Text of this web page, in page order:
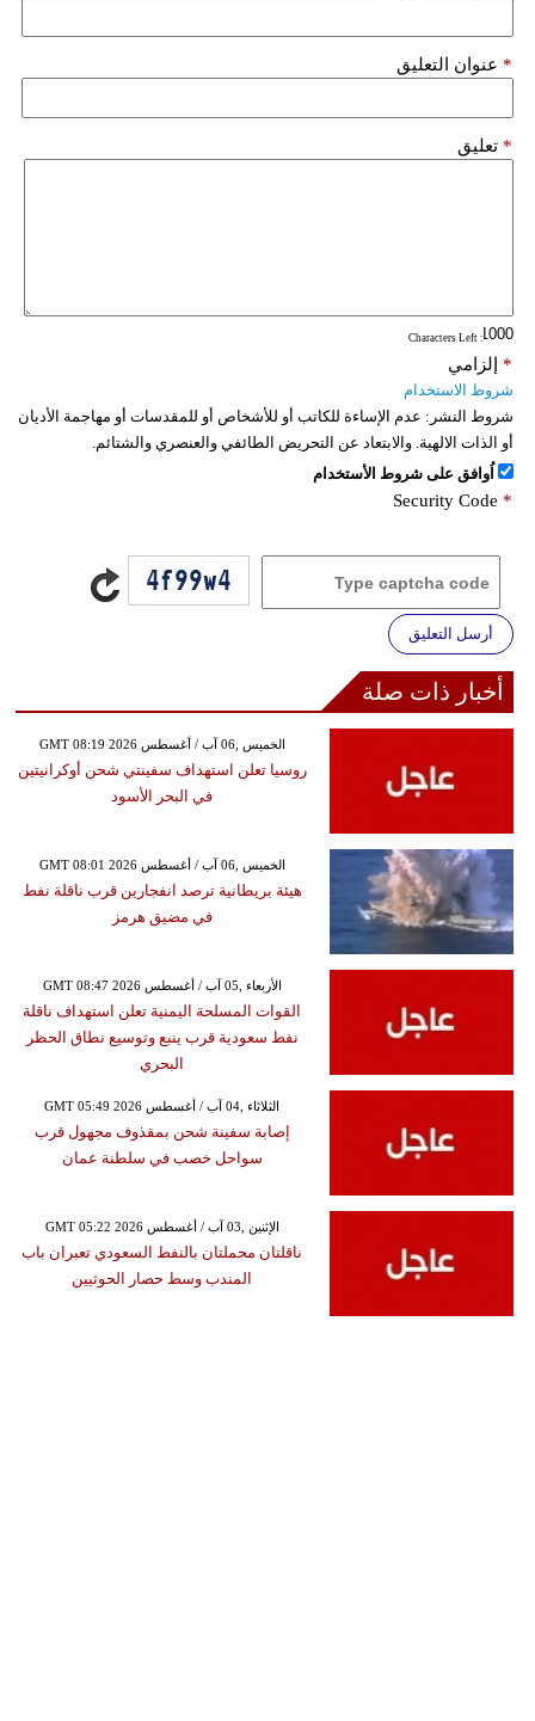
عنوان التعليق *
تعليق *
: Characters Left
إلزامي *
شروط الاستخدام
شروط النشر: عدم الإساءة للكاتب أو للأشخاص أو للمقدسات أو مهاجمة الأديان
أو الذات الالهية. والابتعاد عن التحريض الطائفي والعنصري والشتائم.
اُوافق على شروط الأستخدام
Security Code *
أرسل التعليق
أخبار ذات صلة
GMT 08:19 2026 الخميس ,06 آب / أغسطس
روسيا تعلن استهداف سفينتي شحن أوكرانيتين
في البحر الأسود
GMT 08:01 2026 الخميس ,06 آب / أغسطس
هيئة بريطانية ترصد انفجارين قرب ناقلة نفط
في مضيق هرمز
GMT 08:47 2026 الأربعاء ,05 آب / أغسطس
القوات المسلحة اليمنية تعلن استهداف ناقلة
نفط سعودية قرب ينبع وتوسيع نطاق الحظر
البحري
GMT 05:49 2026 الثلاثاء ,04 آب / أغسطس
إصابة سفينة شحن بمقذوف مجهول قرب
سواحل خصب في سلطنة عمان
GMT 05:22 2026 الإثنين ,03 آب / أغسطس
ناقلتان محملتان بالنفط السعودي تعبران باب
المندب وسط حصار الحوثيين